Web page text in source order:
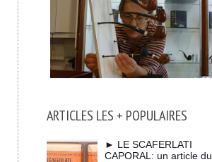
ARTICLES LES + POPULAIRES
► LE SCAFERLATI
CAPORAL: un article du